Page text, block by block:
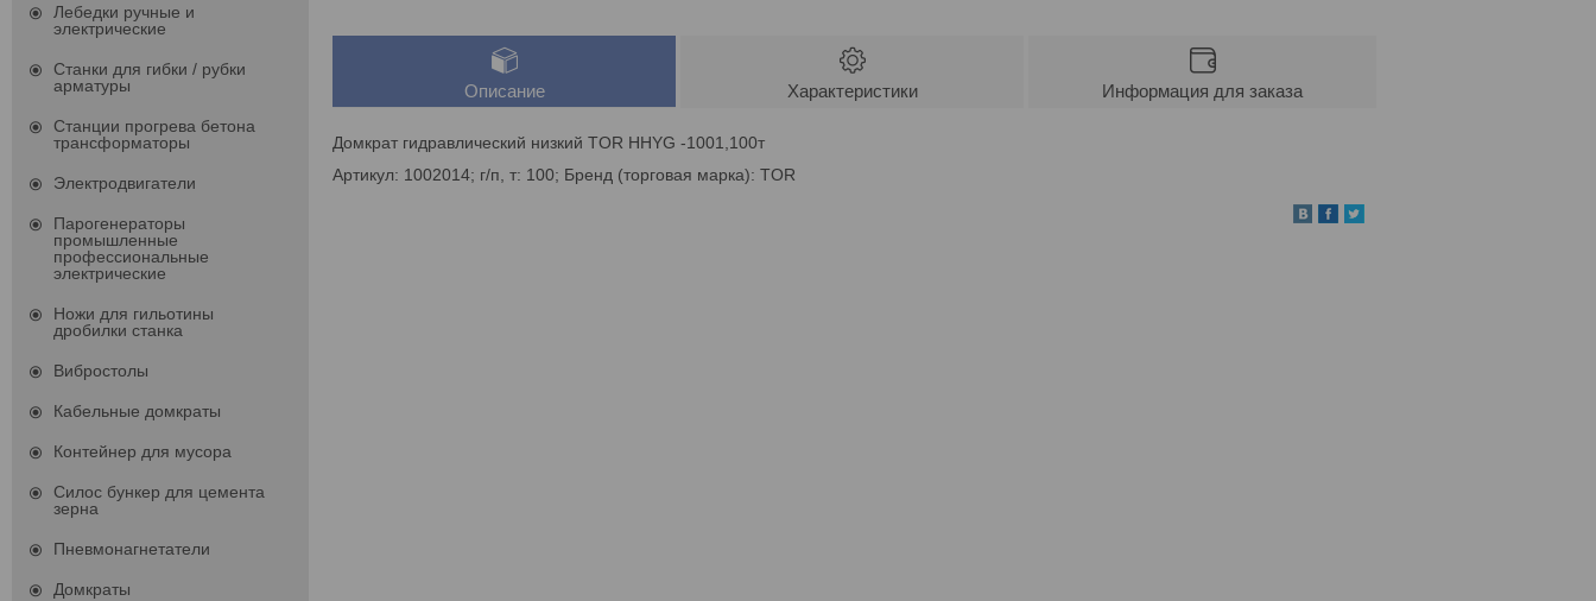
Описание Характеристики Информация для заказа
Домкрат гидравлический низкий TOR HHYG -1001,100т
Артикул: 1002014; г/п, т: 100; Бренд (торговая марка): TOR
Лебедки ручные и
электрические
Станки для гибки / рубки
арматуры
Станции прогрева бетона
трансформаторы
Электродвигатели
Парогенераторы
промышленные
профессиональные
электрические
Ножи для гильотины
дробилки станка
Вибростолы
Кабельные домкраты
Контейнер для мусора
Силос бункер для цемента
зерна
Пневмонагнетатели
Домкраты